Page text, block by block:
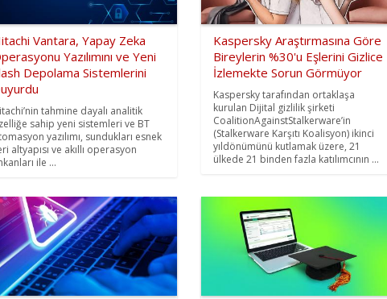
Vantara, Yapay Zeka
Yazılımını ve Yeni
Depolama Sistemlerini
tahmine dayalı analitik
sahip yeni sistemleri ve BT
yazılımı, sundukları esnek
altyapısı ve akıllı operasyon
ile ...
Kaspersky Araştırmasına Göre
Bireylerin %30'u Eşlerini Gizlice
İzlemekte Sorun Görmüyor
Kaspersky tarafından ortaklaşa
kurulan Dijital gizlilik şirketi
CoalitionAgainstStalkerware’in
(Stalkerware Karşıtı Koalisyon) ikinci
yıldönümünü kutlamak üzere, 21
ülkede 21 binden fazla katılımcının ...